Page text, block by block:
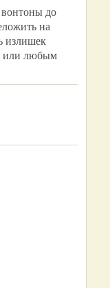
вонтоны до
на
излишек
или любым